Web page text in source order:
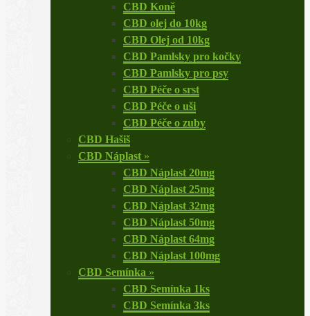
CBD Koně
CBD olej do 10kg
CBD Olej od 10kg
CBD Pamlsky pro kočky
CBD Pamlsky pro psy
CBD Péče o srst
CBD Péče o uši
CBD Péče o zuby
CBD Hašiš
CBD Náplast »
CBD Náplast 20mg
CBD Náplast 25mg
CBD Náplast 32mg
CBD Náplast 50mg
CBD Náplast 64mg
CBD Náplast 100mg
CBD Semínka »
CBD Semínka 1ks
CBD Semínka 3ks